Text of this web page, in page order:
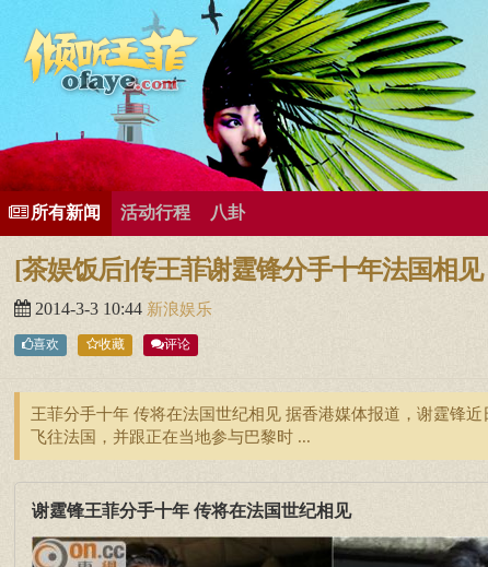
有歌曲专辑
王菲新闻王菲的精美图片王菲精彩视频王菲论坛给王菲留言用户中心王
所有新闻 活动行程 八卦
[茶娱饭后]传王菲谢霆锋分手十年法国相见
2014-3-3 10:44 新浪娱乐
喜欢 收藏 评论
王菲分手十年 传将在法国世纪相见 据香港媒体报道，谢霆锋
飞往法国，并跟正在当地参与巴黎时 ...
谢霆锋王菲分手十年 传将在法国世纪相见